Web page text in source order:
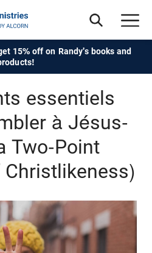
15% off on Randy's books and
essentiels
à Jésus-
Two-Point